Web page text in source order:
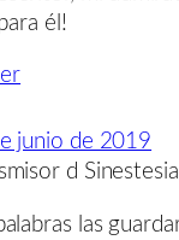
él!
junio de 2019
d
palabras las